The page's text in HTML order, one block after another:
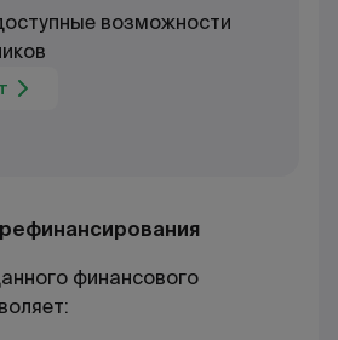
возможности
финансового